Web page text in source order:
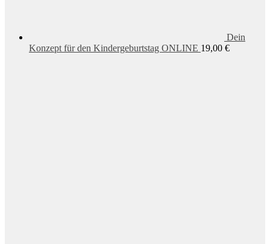
Dein
Konzept für den Kindergeburtstag ONLINE 19,00 €